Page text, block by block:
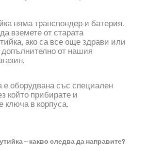
няма транспондер и батерия.
вземете от старата
ако са все още здрави или
допълнително от нашия
е оборудвана със специален
който прибирате и
ключа в корпуса.
– какво следва да направите?